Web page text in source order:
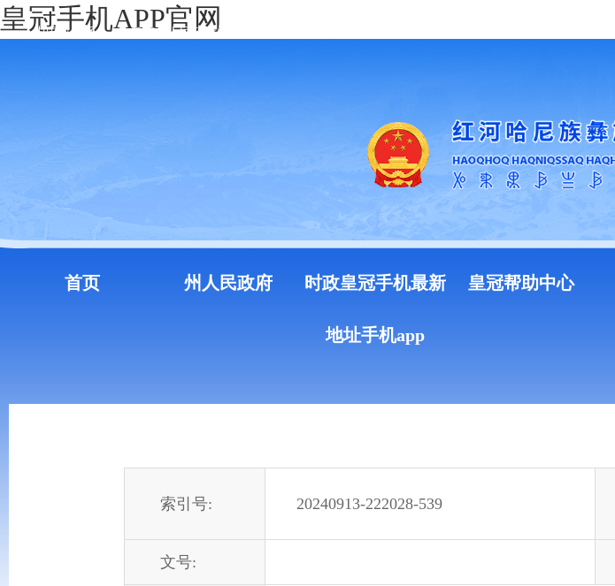
皇冠手机APP官网
中国政府网 云南省人民政府门户网站
首页 州人民政府 时政皇冠手机最新
地址手机app
皇冠帮助中心
索引号: 20240913-222028-539
文号: